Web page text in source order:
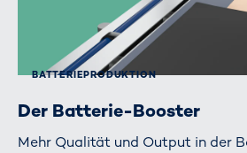
BATTERIE­PRODUKTION
Der Batterie-Booster
Mehr Qualität und Output in der